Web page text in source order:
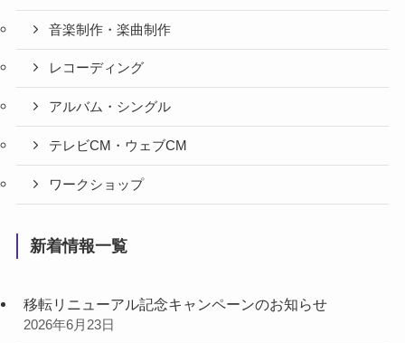
音楽制作・楽曲制作
レコーディング
アルバム・シングル
テレビCM・ウェブCM
ワークショップ
新着情報一覧
移転リニューアル記念キャンペーンのお知らせ
2026年6月23日